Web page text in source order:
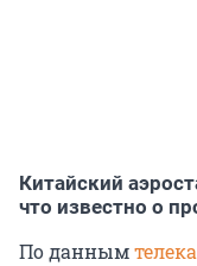
Китайский
что известно о
По данным